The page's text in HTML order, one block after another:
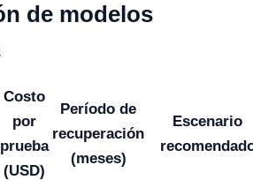
de modelos
Costo
por
prueba
(USD)
Período de
recuperación
(meses)
Escenario